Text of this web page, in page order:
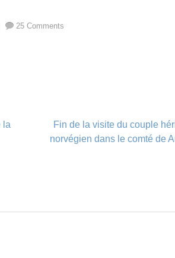
25 Comments
la
Fin de la visite du couple
norvégien dans le comté de